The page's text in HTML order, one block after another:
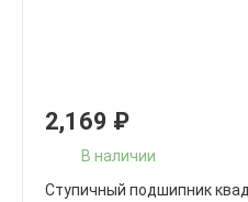
2,169 ₽
В наличии
Ступичный подшипник